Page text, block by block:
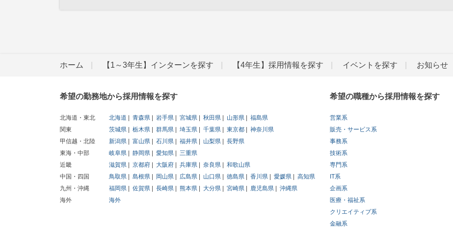
ホーム 【1～3年生】インターンを探す 【4年生】採用情報を探す イベントを探す お知らせ
希望の勤務地から採用情報を探す
北海道・東北 北海道 青森県 岩手県 宮城県 秋田県 山形県
福島県
関東
茨城県 栃木県 群馬県 埼玉県 千葉県 東京都
神奈川県
甲信越・北陸
新潟県 富山県 石川県 福井県 山梨県
長野県
東海・中部
岐阜県 静岡県 愛知県
三重県
近畿
滋賀県 京都府 大阪府 兵庫県 奈良県
和歌山県
中国・四国
鳥取県 島根県 岡山県 広島県 山口県 徳島県 香川県 愛媛県
高知県
九州・沖縄
福岡県 佐賀県 長崎県 熊本県 大分県 宮崎県 鹿児島県
沖縄県
海外
海外
希望の職種から採用情報を探す
営業系
販売・サービス系
事務系
技術系
専門系
IT系
企画系
医療・福祉系
クリエイティブ系
金融系